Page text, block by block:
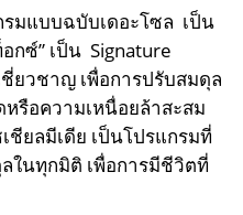
รมแบบฉบับเดอะโซล เป็น
กซ์” เป็น Signature
ยวชาญ เพื่อการปรับสมดุล
หรือความเหนื่อยล้าสะสม
ชียลมีเดีย เป็นโปรแกรมที่
ในทุกมิติ เพื่อการมีชีวิตที่